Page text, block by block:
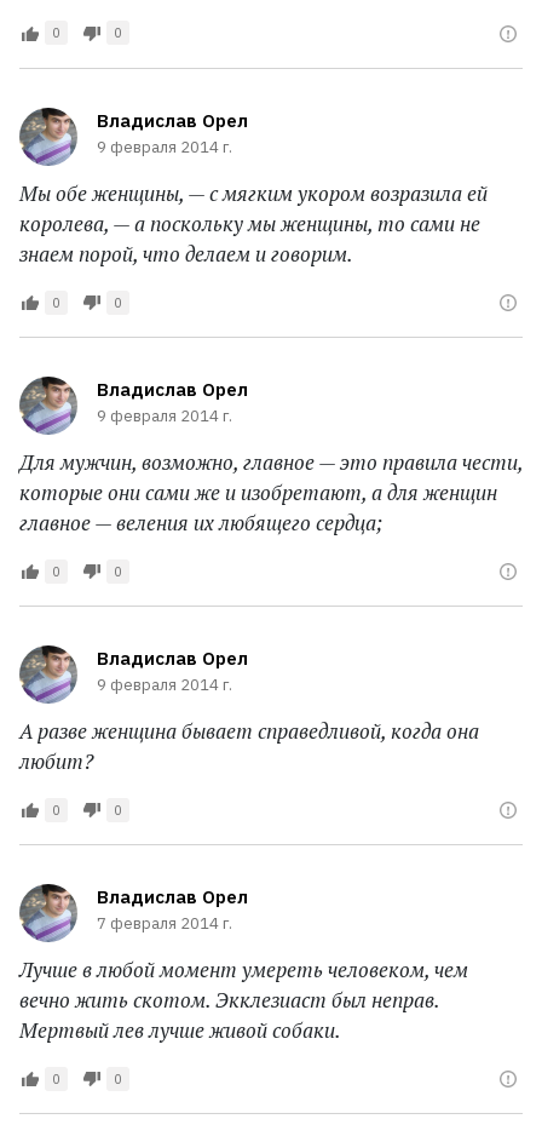
0 0
Владислав Орел
9 февраля 2014 г.
Мы обе женщины, — с мягким укором возразила ей
королева, — а поскольку мы женщины, то сами не
знаем порой, что делаем и говорим.
0 0
Владислав Орел
9 февраля 2014 г.
Для мужчин, возможно, главное — это правила чести,
которые они сами же и изобретают, а для женщин
главное — веления их любящего сердца;
0 0
Владислав Орел
9 февраля 2014 г.
А разве женщина бывает справедливой, когда она
любит?
0 0
Владислав Орел
7 февраля 2014 г.
Лучше в любой момент умереть человеком, чем
вечно жить скотом. Экклезиаст был неправ.
Мертвый лев лучше живой собаки.
0 0